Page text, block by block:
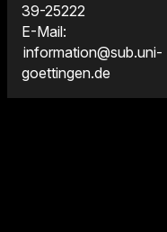
39-25222
E-Mail:
information@sub.uni-
goettingen.de